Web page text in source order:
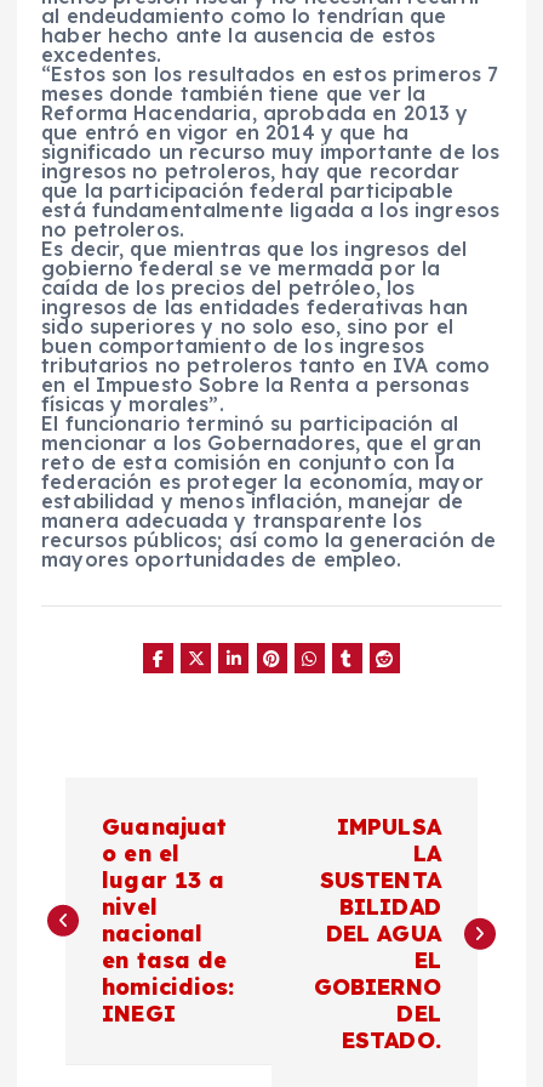
al endeudamiento como lo tendrían que
haber hecho ante la ausencia de estos
excedentes.
“Estos son los resultados en estos primeros 7
meses donde también tiene que ver la
Reforma Hacendaria, aprobada en 2013 y
que entró en vigor en 2014 y que ha
significado un recurso muy importante de los
ingresos no petroleros, hay que recordar
que la participación federal participable
está fundamentalmente ligada a los ingresos
no petroleros.
Es decir, que mientras que los ingresos del
gobierno federal se ve mermada por la
caída de los precios del petróleo, los
ingresos de las entidades federativas han
sido superiores y no solo eso, sino por el
buen comportamiento de los ingresos
tributarios no petroleros tanto en IVA como
en el Impuesto Sobre la Renta a personas
físicas y morales”.
El funcionario terminó su participación al
mencionar a los Gobernadores, que el gran
reto de esta comisión en conjunto con la
federación es proteger la economía, mayor
estabilidad y menos inflación, manejar de
manera adecuada y transparente los
recursos públicos; así como la generación de
mayores oportunidades de empleo.
v
Guanajuat
o en el
lugar 13 a
nivel
nacional
en tasa de
homicidios:
INEGI
IMPULSA
LA
SUSTENTA
BILIDAD
DEL AGUA
EL
GOBIERNO
DEL
ESTADO.